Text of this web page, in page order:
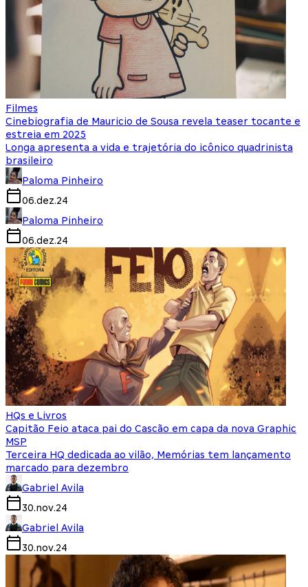
Filmes
Cinebiografia de Mauricio de Sousa revela teaser tocante e
estreia em 2025
Longa apresenta a vida e trajetória do icônico quadrinista
brasileiro
Paloma Pinheiro
06.dez.24
Paloma Pinheiro
06.dez.24
HQs e Livros
Capitão Feio ataca pai do Cascão em capa da nova Graphic
MSP
Terceira HQ dedicada ao vilão, Memórias tem lançamento
marcado para dezembro
Gabriel Avila
30.nov.24
Gabriel Avila
30.nov.24